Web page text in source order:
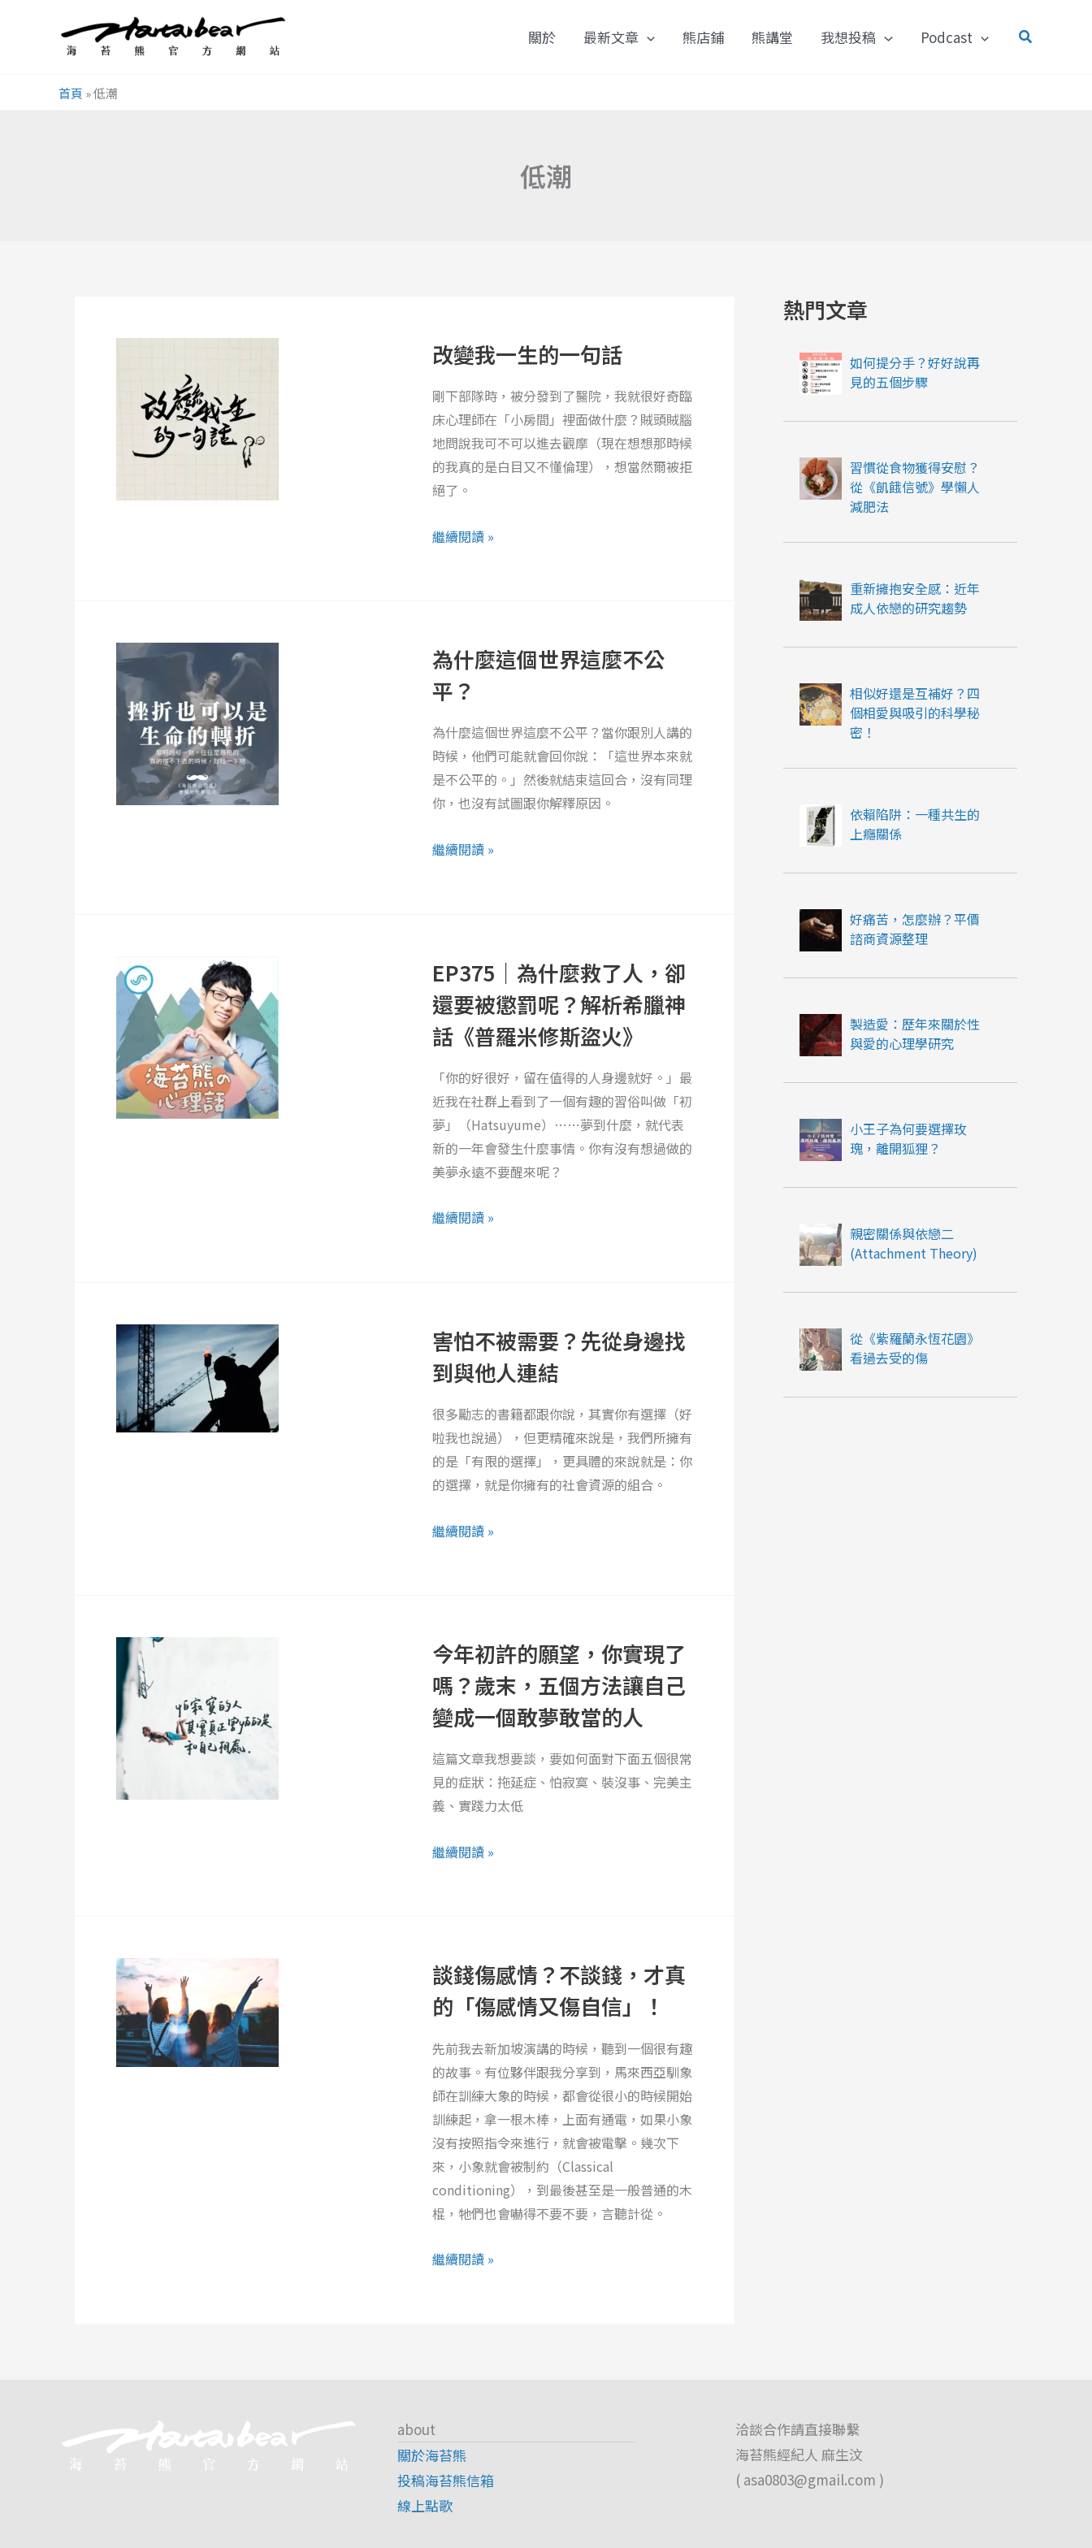
關於 最新文章 熊店鋪 熊講堂 我想投稿 Podcast
搜
首頁 »低潮
低潮
改變我一生的一句話
剛下部隊時，被分發到了醫院，我就很好奇臨
床心理師在「小房間」裡面做什麼？賊頭賊腦
地問說我可不可以進去觀摩（現在想想那時候
的我真的是白目又不懂倫理），想當然爾被拒
絕了。
我
生
的
一
句
話
繼續閱讀 »
為什麼這個世界這麼不公
平？
為什麼這個世界這麼不公平？當你跟別人講的
時候，他們可能就會回你說：「這世界本來就
是不公平的。」然後就結束這回合，沒有同理
你，也沒有試圖跟你解釋原因。
麼
這
個
世
界
這
麼
公
繼續閱讀 »
EP375｜為什麼救了人，卻
還要被懲罰呢？解析希臘神
話《普羅米修斯盜火》
「你的好很好，留在值得的人身邊就好。」最
近我在社群上看到了一個有趣的習俗叫做「初
夢」（Hatsuyume）⋯⋯夢到什麼，就代表
新的一年會發生什麼事情。你有沒有想過做的
美夢永遠不要醒來呢？
為
什
麼
救
人，
卻
還
要
被
懲
臘
神
《普
羅
米
修
盜
繼續閱讀 »
害怕不被需要？先從身邊找
到與他人連結
很多勵志的書籍都跟你說，其實你有選擇（好
啦我也說過），但更精確來說是，我們所擁有
的是「有限的選擇」，更具體的來說就是：你
的選擇，就是你擁有的社會資源的組合。
不
被
需
要？
先
從
身
找
連
結
繼續閱讀 »
今年初許的願望，你實現了
嗎？歲末，五個方法讓自己
變成一個敢夢敢當的人
這篇文章我想要談，要如何面對下面五個很常
見的症狀：拖延症、怕寂寞、裝沒事、完美主
義、實踐力太低
初
許
的
願
望，
你
實
現
了
嗎？
個
方
法
自
己
變
成
一
個
敢
夢
當
繼續閱讀 »
談錢傷感情？不談錢，才真
的「傷感情又傷自信」！
先前我去新加坡演講的時候，聽到一個很有趣
的故事。有位夥伴跟我分享到，馬來西亞馴象
師在訓練大象的時候，都會從很小的時候開始
訓練起，拿一根木棒，上面有通電，如果小象
沒有按照指令來進行，就會被電擊。幾次下
來，小象就會被制約（Classical
conditioning），到最後甚至是一般普通的木
棍，牠們也會嚇得不要不要，言聽計從。
傷
感
情？
不
談
錢，
才
真
的
「傷
感
又
繼續閱讀 »
熱門文章
如何提分手？好好說再
見的五個步驟
習慣從食物獲得安慰？
從《飢餓信號》學懶人
減肥法
重新擁抱安全感：近年
成人依戀的研究趨勢
相似好還是互補好？四
個相愛與吸引的科學秘
密！
依賴陷阱：一種共生的
上癮關係
好痛苦，怎麼辦？平價
諮商資源整理
製造愛：歷年來關於性
與愛的心理學研究
小王子為何要選擇玫
瑰，離開狐狸？
親密關係與依戀二
(Attachment Theory)
從《紫羅蘭永恆花園》
看過去受的傷
about
關於海苔熊
投稿海苔熊信箱
線上點歌
洽談合作請直接聯繫
海苔熊經紀人 麻生汶
( asa0803@gmail.com )